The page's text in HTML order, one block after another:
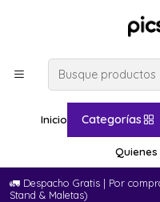
Inicio Categorías
Quienes
🚛​ Despacho Gratis | Por
Stand & Maletas)